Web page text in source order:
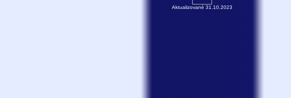
Aktualizované 31.10.2023